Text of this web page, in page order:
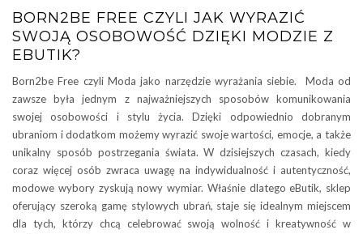
BORN2BE FREE CZYLI JAK WYRAZIĆ
SWOJĄ OSOBOWOŚĆ DZIĘKI MODZIE Z
EBUTIK?
Born2be Free czyli Moda jako narzędzie wyrażania siebie. Moda od
zawsze była jednym z najważniejszych sposobów komunikowania
swojej osobowości i stylu życia. Dzięki odpowiednio dobranym
ubraniom i dodatkom możemy wyrazić swoje wartości, emocje, a także
unikalny sposób postrzegania świata. W dzisiejszych czasach, kiedy
coraz więcej osób zwraca uwagę na indywidualność i autentyczność,
modowe wybory zyskują nowy wymiar. Właśnie dlatego eButik, sklep
oferujący szeroką gamę stylowych ubrań, staje się idealnym miejscem
dla tych, którzy chcą celebrować swoją wolność i kreatywność w